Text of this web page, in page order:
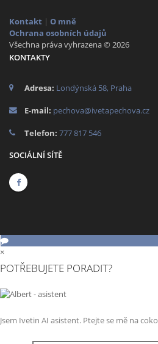
Kontakt | O mně
Ochrana osobních údajů
Všechna práva vyhrazena © 2026
KONTAKTY
Adresa: Londýnská 58, Praha
E-mail: pechova@ivetapechova.cz
Telefon: 777 817 546
SOCIÁLNÍ SÍTĚ
×
POTŘEBUJETE PORADIT?
Jsem Ivetin AI asistent. Ptejte se mě na